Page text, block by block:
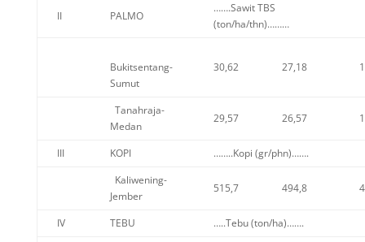
II PALMO
…….Sawit TBS
(ton/ha/thn)………
Bukitsentang-
Sumut
30,62 27,18
Tanahraja-
Medan
29,57 26,57
III KOPI
……..Kopi (gr/phn)…….
Kaliwening-
Jember
515,7 494,8
IV TEBU
…..Tebu (ton/ha)…….